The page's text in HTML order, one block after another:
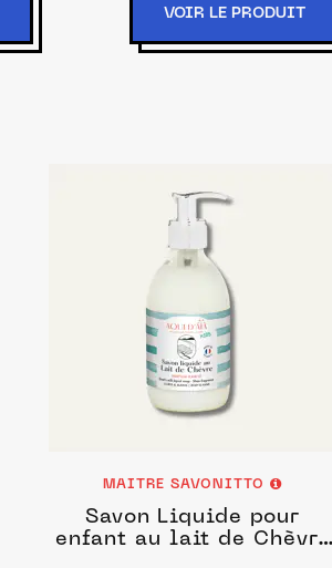
VOIR LE PRODUIT
MAITRE SAVONITTO
Savon Liquide pour
enfant au lait de Chèvre